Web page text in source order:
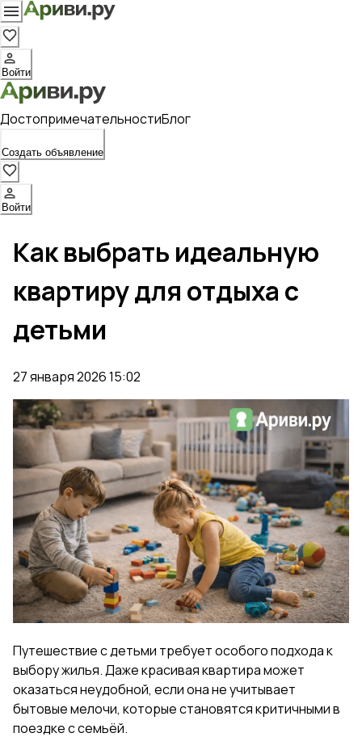
Войти
ДостопримечательностиБлог
Создать объявление
Войти
Как выбрать идеальную
квартиру для отдыха с
детьми
27 января 2026 15:02
Путешествие с детьми требует особого подхода к
выбору жилья. Даже красивая квартира может
оказаться неудобной, если она не учитывает
бытовые мелочи, которые становятся критичными в
поездке с семьёй.